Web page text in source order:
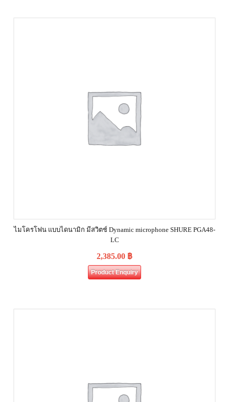
ไมโครโฟน แบบไดนามิก มีสวิตช์ Dynamic microphone SHURE PGA48-
LC
2,385.00 ฿
Product Enquiry